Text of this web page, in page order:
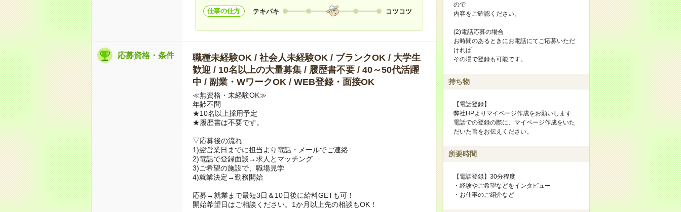
仕事の仕方 テキパキ コツコツ
応募資格・条件
職種未経験OK / 社会人未経験OK / ブランクOK / 大学生
歓迎 / 10名以上の大量募集 / 履歴書不要 / 40～50代活躍
中 / 副業・WワークOK / WEB登録・面接OK
≪無資格・未経験OK≫
年齢不問
★10名以上採用予定
★履歴書は不要です。
▽応募後の流れ
1)翌営業日までに担当より電話・メールでご連絡
2)電話で登録面談→求人とマッチング
3)ご希望の施設で、職場見学
4)就業決定→勤務開始
応募→就業まで最短3日＆10日後に給料GETも可！
開始希望日はご相談ください。1か月以上先の相談もOK！
ので
内容をご確認ください。
(2)電話応募の場合
お時間のあるときにお電話にてご応募いただ
ければ
その場で登録も可能です。
持ち物
【電話登録】
弊社HPよりマイページ作成をお願いします
電話での登録の際に、マイページ作成をいた
だいた旨をお伝えください。
所要時間
【電話登録】30分程度
・経験やご希望などをインタビュー
・お仕事のご紹介など